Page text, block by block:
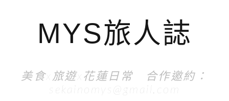
MYS旅人誌
美食x旅遊x花蓮日常 合作邀約：
sekainomys@gmail.com